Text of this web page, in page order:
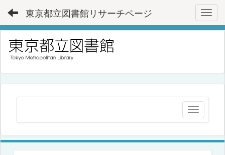
東京都立図書館リサーチページ